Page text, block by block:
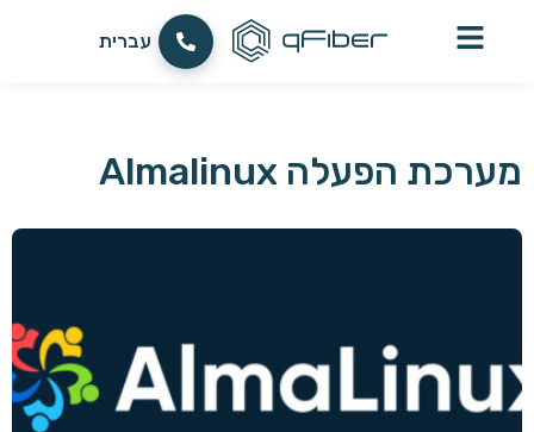
עברית
English
מערכת הפעלה Almalinux